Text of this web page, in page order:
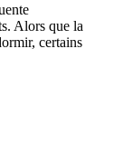
Alors que la
certains